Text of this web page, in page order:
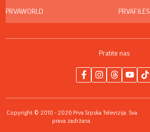
PRVAWORLD PRVAFILES
Pratite nas
Copyright © 2010 - 2026 Prva Srpska Televizija. Sva
prava zadržana.